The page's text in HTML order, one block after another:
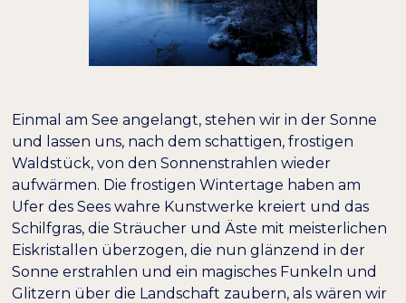
Einmal am See angelangt, stehen wir in der Sonne
und lassen uns, nach dem schattigen, frostigen
Waldstück, von den Sonnenstrahlen wieder
aufwärmen. Die frostigen Wintertage haben am
Ufer des Sees wahre Kunstwerke kreiert und das
Schilfgras, die Sträucher und Äste mit meisterlichen
Eiskristallen überzogen, die nun glänzend in der
Sonne erstrahlen und ein magisches Funkeln und
Glitzern über die Landschaft zaubern, als wären wir